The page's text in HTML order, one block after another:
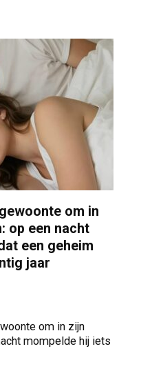
om in
op een nacht
een geheim
jaar
om in zijn
mompelde hij iets